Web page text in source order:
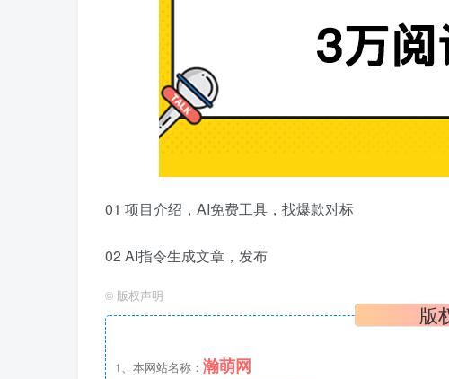
01 项目介绍，AI免费工具，找爆款对标
02 AI指令生成文章，发布
© 版权声明
版
1、本网站名称： 瀚萌网